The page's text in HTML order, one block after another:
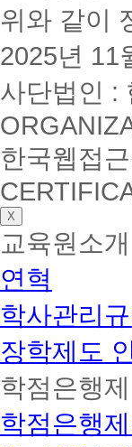
위와 같이
2025년 11
사단법인 :
한국웹접
X
교육원소개
연혁
학사관리
장학제도
학점은행제
학점은행